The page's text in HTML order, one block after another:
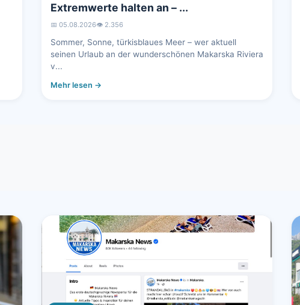
Extremwerte halten an – ...
📅 05.08.2026👁️ 2.356
Sommer, Sonne, türkisblaues Meer – wer aktuell
seinen Urlaub an der wunderschönen Makarska Riviera
v...
Mehr lesen →